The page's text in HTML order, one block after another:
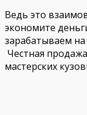
Ведь это
экономите
зарабатываем
Честная
мастерских